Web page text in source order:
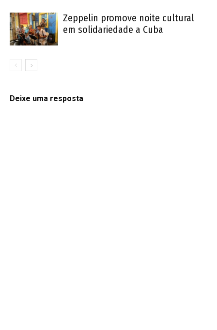
Zeppelin promove noite cultural
em solidariedade a Cuba
Deixe uma resposta